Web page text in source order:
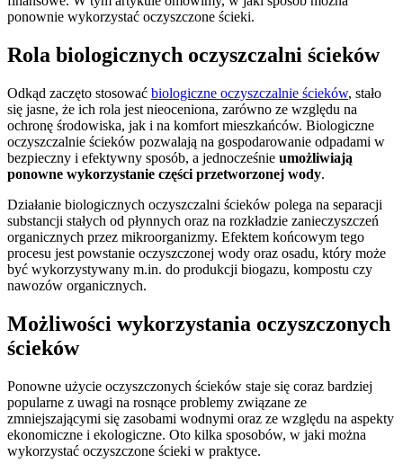
ponownie wykorzystać oczyszczone ścieki.
Rola biologicznych oczyszczalni ścieków
Odkąd zaczęto stosować biologiczne oczyszczalnie ścieków, stało
się jasne, że ich rola jest nieoceniona, zarówno ze względu na
ochronę środowiska, jak i na komfort mieszkańców. Biologiczne
oczyszczalnie ścieków pozwalają na gospodarowanie odpadami w
bezpieczny i efektywny sposób, a jednocześnie umożliwiają
ponowne wykorzystanie części przetworzonej wody.
Działanie biologicznych oczyszczalni ścieków polega na separacji
substancji stałych od płynnych oraz na rozkładzie zanieczyszczeń
organicznych przez mikroorganizmy. Efektem końcowym tego
procesu jest powstanie oczyszczonej wody oraz osadu, który może
być wykorzystywany m.in. do produkcji biogazu, kompostu czy
nawozów organicznych.
Możliwości wykorzystania oczyszczonych
ścieków
Ponowne użycie oczyszczonych ścieków staje się coraz bardziej
popularne z uwagi na rosnące problemy związane ze
zmniejszającymi się zasobami wodnymi oraz ze względu na aspekty
ekonomiczne i ekologiczne. Oto kilka sposobów, w jaki można
wykorzystać oczyszczone ścieki w praktyce.